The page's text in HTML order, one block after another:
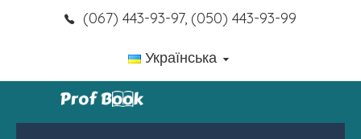
(067) 443-93-97, (050) 443-93-99
Українська